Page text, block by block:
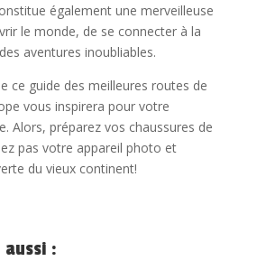
également une merveilleuse
le monde, de se connecter à la
aventures inoubliables.
ce guide des meilleures routes de
vous inspirera pour votre
Alors, préparez vos chaussures de
pas votre appareil photo et
du vieux continent!
aussi :